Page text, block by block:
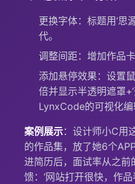
更换字体：标题用‘思
代。
调整间距：增加作品
添加悬停效果：设置
倍并显示半透明遮罩
LynxCode的可视化编
案例展示：设计师小C用
的作品集，放了她6个
进简历后，面试率从之前
馈：‘网站打开很快，作